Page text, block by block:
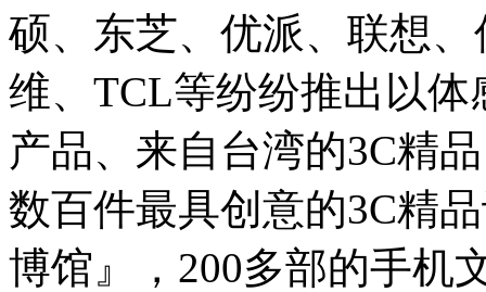
硕、东芝、优派、联想
维、TCL等纷纷推出以
产品、来自台湾的3C精
数百件最具创意的3C精
博馆』，200多部的手机